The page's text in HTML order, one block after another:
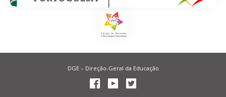
DGE – Direção-Geral da Educação